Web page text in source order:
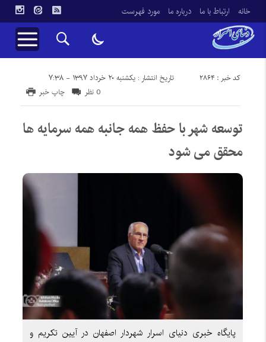
خانه ارتباط با ما درباره ما مورد فهرست
تاریخ انتشار : یکشنبه ۲۰ خرداد ۱۳۹۷ - ۷:۳۸ کد خبر : 2864
چاپ خبر 0 نظر
توسعه شهر با حفظ همه جانبه همه سرمایه ها
محقق می شود
پایگاه خبری دنیای اسرار شهردار اصفهان در آیین تکریم و